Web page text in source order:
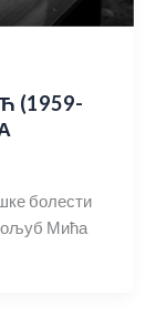
(1959-
болести
Мића